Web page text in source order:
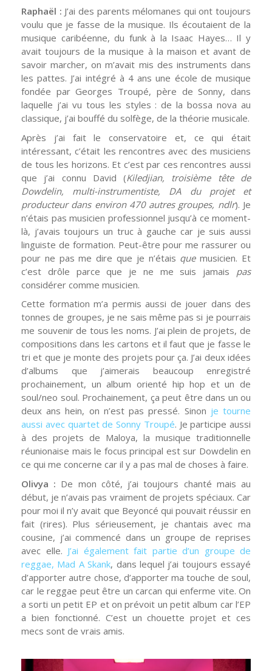
Raphaël : J’ai des parents mélomanes qui ont toujours
voulu que je fasse de la musique. Ils écoutaient de la
musique caribéenne, du funk à la Isaac Hayes… Il y
avait toujours de la musique à la maison et avant de
savoir marcher, on m’avait mis des instruments dans
les pattes. J’ai intégré à 4 ans une école de musique
fondée par Georges Troupé, père de Sonny, dans
laquelle j’ai vu tous les styles : de la bossa nova au
classique, j’ai bouffé du solfège, de la théorie musicale.
Après j’ai fait le conservatoire et, ce qui était
intéressant, c’était les rencontres avec des musiciens
de tous les horizons. Et c’est par ces rencontres aussi
que j’ai connu David (Kiledjian, troisième tête de
Dowdelin, multi-instrumentiste, DA du projet et
producteur dans environ 470 autres groupes, ndlr). Je
n’étais pas musicien professionnel jusqu’à ce moment-
là, j’avais toujours un truc à gauche car je suis aussi
linguiste de formation. Peut-être pour me rassurer ou
pour ne pas me dire que je n’étais quemusicien. Et
c’est drôle parce que je ne me suis jamais pas
considérer comme musicien.
Cette formation m’a permis aussi de jouer dans des
tonnes de groupes, je ne sais même pas si je pourrais
me souvenir de tous les noms. J’ai plein de projets, de
compositions dans les cartons et il faut que je fasse le
tri et que je monte des projets pour ça. J’ai deux idées
d’albums que j’aimerais beaucoup enregistré
prochainement, un album orienté hip hop et un de
soul/neo soul. Prochainement, ça peut être dans un ou
deux ans hein, on n’est pas pressé. Sinon je tourne
aussi avec quartet de Sonny Troupé. Je participe aussi
à des projets de Maloya, la musique traditionnelle
réunionaise mais le focus principal est sur Dowdelin en
ce qui me concerne car il y a pas mal de choses à faire.
Olivya : De mon côté, j’ai toujours chanté mais au
début, je n’avais pas vraiment de projets spéciaux. Car
pour moi il n’y avait que Beyoncé qui pouvait réussir en
fait (rires). Plus sérieusement, je chantais avec ma
cousine, j’ai commencé dans un groupe de reprises
avec elle. J’ai également fait partie d’un groupe de
reggae, Mad A Skank, dans lequel j’ai toujours essayé
d’apporter autre chose, d’apporter ma touche de soul,
car le reggae peut être un carcan qui enferme vite. On
a sorti un petit EP et on prévoit un petit album car l’EP
a bien fonctionné. C’est un chouette projet et ces
mecs sont de vrais amis.